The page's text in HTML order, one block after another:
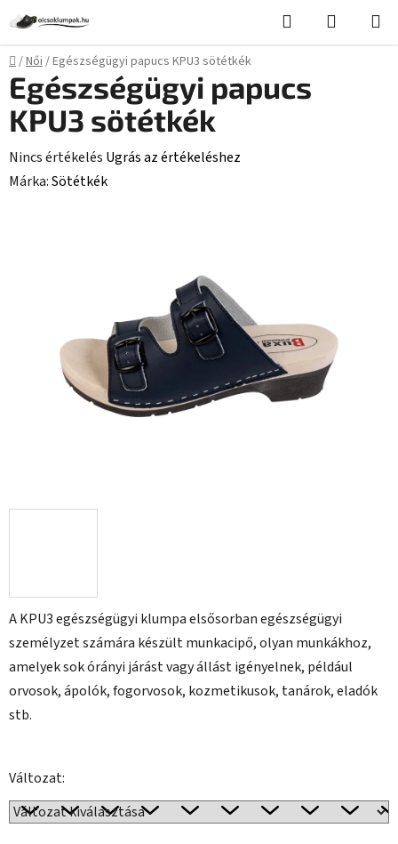
fő
tartalomhoz
Keresés KOSÁR
Kezdőlap
/Női/Egészségügyi papucs KPU3 sötétkék
A KPU3 egészségügyi klumpa elsősorban egészségügyi
személyzet számára készült munkacipő, olyan munkákhoz,
amelyek sok órányi járást vagy állást igényelnek, például
orvosok, ápolók, fogorvosok, kozmetikusok, tanárok, eladók
stb.
Változat:
Egészségügyi papucs
KPU3 sötétkék
A
termék
Nincs értékelés Ugrás az értékeléshez
Márka:Sötétkék